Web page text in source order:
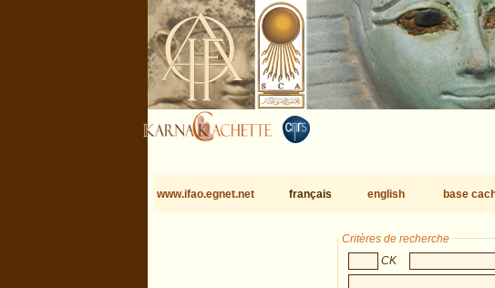
www.ifao.egnet.net français english base
Critères de recherche
CK